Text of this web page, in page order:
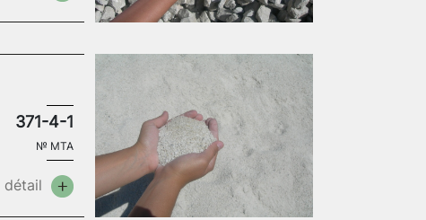
371-4-1
№ MTA
détail